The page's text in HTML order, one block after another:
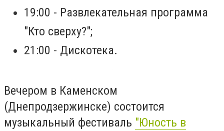
19:00 - Развлекательная программа
"Кто сверху?";
21:00 - Дискотека.
Вечером в Каменском
(Днепродзержинске) состоится
музыкальный фестиваль "Юность в